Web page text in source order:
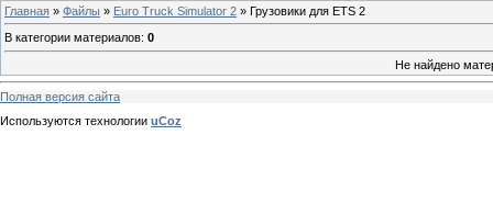
Главная » Файлы » Euro Truck Simulator 2 » Грузовики для ETS 2
В категории материалов: 0
Не найдено
Полная версия сайта
Используются технологии uCoz